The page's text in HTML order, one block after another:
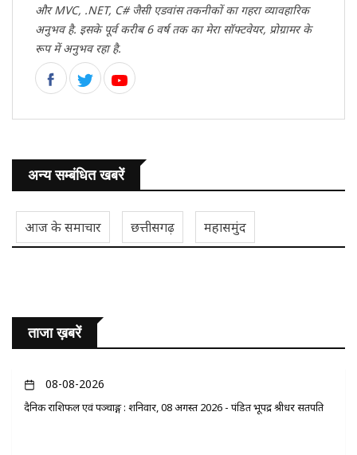
और MVC, .NET, C# जैसी एडवांस तकनीकों का गहरा व्यावहारिक
अनुभव है. इसके पूर्व करीब 6 वर्ष तक का मेरा सॉफ्टवेयर, प्रोग्रामर के
रूप में अनुभव रहा है.
अन्य सम्बंधित खबरें
आज के समाचार छत्तीसगढ़ महासमुंद
ताजा ख़बरें
08-08-2026
दैनिक राशिफल एवं पञ्चाङ्ग : शनिवार, 08 अगस्त 2026 - पंडित भूपेंद्र श्रीधर सतपति